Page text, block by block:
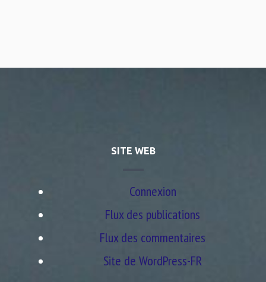
SITE WEB
Connexion
Flux des publications
Flux des commentaires
Site de WordPress-FR